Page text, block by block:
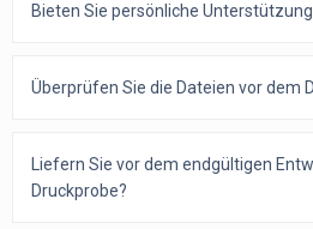
Bieten Sie persönliche
Überprüfen Sie die Dateien vor dem
Liefern Sie vor dem endgültigen
Druckprobe?